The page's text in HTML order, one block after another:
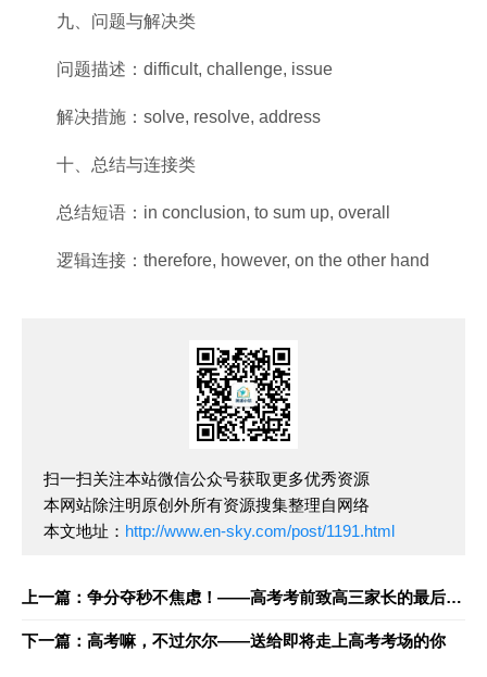
‌九、问题与解决类‌
‌问题描述‌：difficult, challenge, issue
‌解决措施‌：solve, resolve, address
‌十、总结与连接类‌
‌总结短语‌：in conclusion, to sum up, overall
‌逻辑连接‌：therefore, however, on the other hand
扫一扫关注本站微信公众号获取更多优秀资源
本网站除注明原创外所有资源搜集整理自网络
本文地址： http://www.en-sky.com/post/1191.html
上一篇：争分夺秒不焦虑！——高考考前致高三家长的最后一封信
下一篇：高考嘛，不过尔尔——送给即将走上高考考场的你